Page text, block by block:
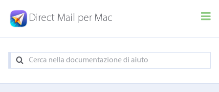
Direct Mail per Mac